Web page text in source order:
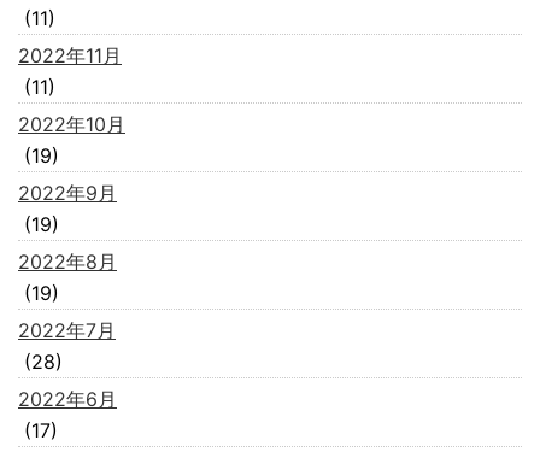
(11)
2022年11月
(11)
2022年10月
(19)
2022年9月
(19)
2022年8月
(19)
2022年7月
(28)
2022年6月
(17)